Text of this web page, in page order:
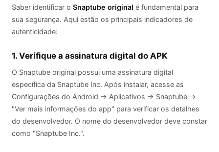
Saber identificar o Snaptube original é fundamental para
sua segurança. Aqui estão os principais indicadores de
autenticidade:
1. Verifique a assinatura digital do APK
O Snaptube original possui uma assinatura digital
específica da Snaptube Inc. Após instalar, acesse as
Configurações do Android → Aplicativos → Snaptube →
"Ver mais informações do app" para verificar os detalhes
do desenvolvedor. O nome do desenvolvedor deve constar
como "Snaptube Inc.".